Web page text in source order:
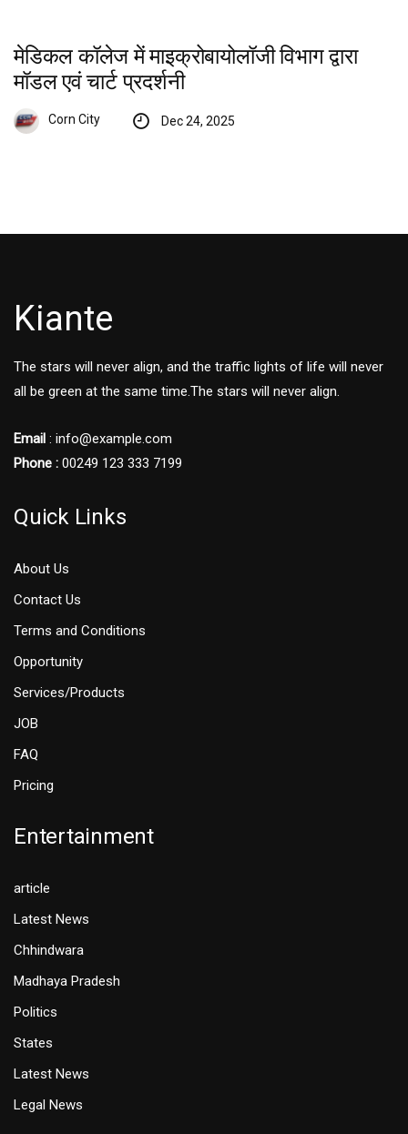
मेडिकल कॉलेज में माइक्रोबायोलॉजी विभाग द्वारा
मॉडल एवं चार्ट प्रदर्शनी
Corn City Dec 24, 2025
Kiante
The stars will never align, and the traffic lights of life will never
all be green at the same time.The stars will never align.
Email : info@example.com
Phone : 00249 123 333 7199
Quick Links
About Us
Contact Us
Terms and Conditions
Opportunity
Services/Products
JOB
FAQ
Pricing
Entertainment
article
Latest News
Chhindwara
Madhaya Pradesh
Politics
States
Latest News
Legal News